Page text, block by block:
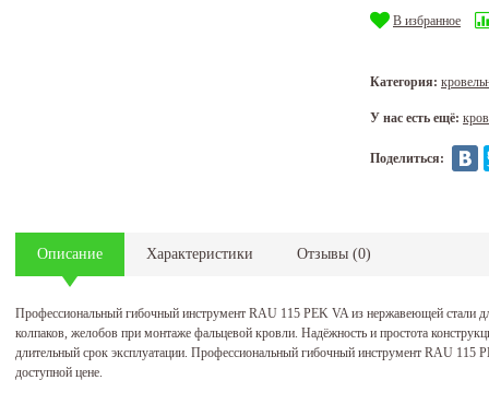
В избранное
Категория:
У нас есть ещё:
Поделиться:
Описание Характеристики Отзывы (0)
Профессиональный гибочный инструмент RAU 115 PEK VA из нержавеющей стали
колпаков, желобов при монтаже фальцевой кровли. Надёжность и простота
длительный срок эксплуатации. Профессиональный гибочный инструмент RAU 115
доступной цене.